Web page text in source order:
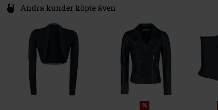
Andra kunder köpte även
%